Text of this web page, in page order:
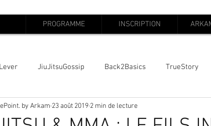
PROGRAMME INSCRIPTION
JiuJitsuGossip Back2Basics TrueStory
by Arkam 23 août 2019 2 min de lecture